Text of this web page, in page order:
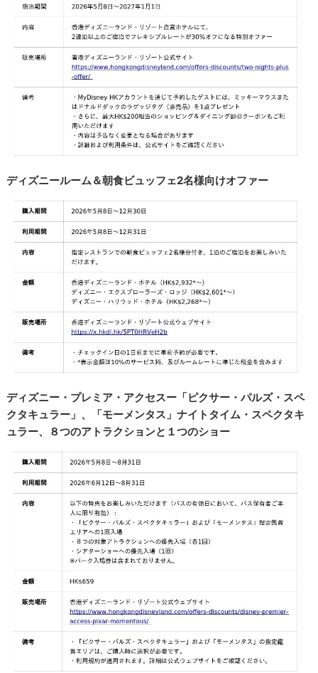
ディズニールーム＆朝食ビュッフェ2名様向けオファー
ディズニー・プレミア・アクセスー「ピクサー・パルズ・スペ
クタキュラー」、「モーメンタス」ナイトタイム・スペクタキ
ュラー、８つのアトラクションと１つのショー